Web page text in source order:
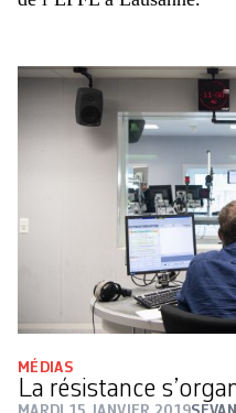
MÉDIAS
La résistance